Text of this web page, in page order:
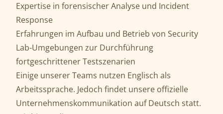
Expertise in forensischer Analyse und Incident
Response
Erfahrungen im Aufbau und Betrieb von Security
Lab-Umgebungen zur Durchführung
fortgeschrittener Testszenarien
Einige unserer Teams nutzen Englisch als
Arbeitssprache. Jedoch findet unsere offizielle
Unternehmenskommunikation auf Deutsch statt.